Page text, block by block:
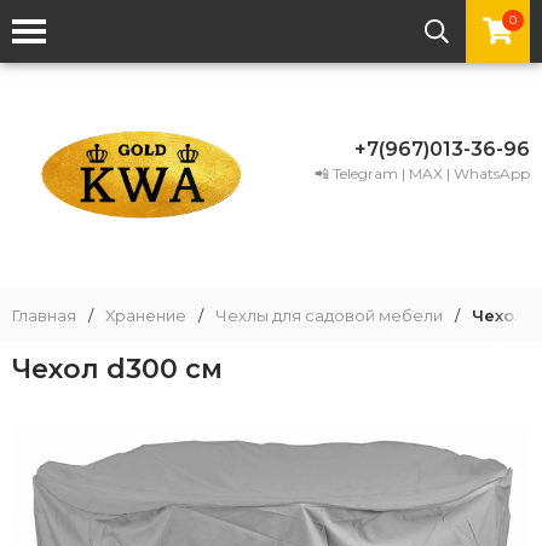
0
+7(967)013-36-96
📲 Telegram | MAX | WhatsApp
Главная / Хранение / Чехлы для садовой мебели / Чехол
Чехол d300 см